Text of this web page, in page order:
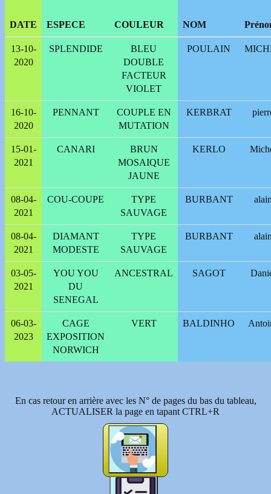
DATE ESPECE COULEUR NOM
13-10-
2020
SPLENDIDE
BLEU
DOUBLE
FACTEUR
VIOLET
POULAIN
16-10-
2020
PENNANT
COUPLE EN
MUTATION
KERBRAT
15-01-
2021
CANARI
BRUN
MOSAIQUE
JAUNE
KERLO
08-04-
2021
COU-COUPE
TYPE
SAUVAGE
BURBANT
08-04-
2021
DIAMANT
MODESTE
TYPE
SAUVAGE
BURBANT
03-05-
2021
YOU YOU
DU
SENEGAL
ANCESTRAL SAGOT
06-03-
2023
CAGE
EXPOSITION
NORWICH
VERT BALDINHO
En cas retour en arrière avec les N° de pages du bas du tableau,
ACTUALISER la page en tapant CTRL+R